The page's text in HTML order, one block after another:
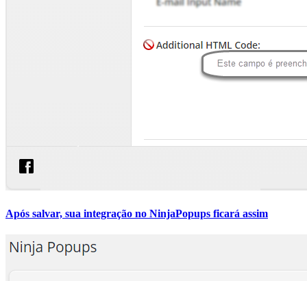
Após salvar, sua integração no NinjaPopups ficará assim